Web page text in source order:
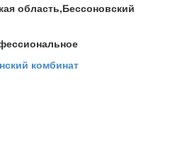
область,Бессоновский
комбинат